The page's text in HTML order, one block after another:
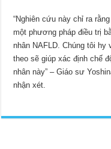
“Nghiên cứu này chỉ ra
một phương pháp điều trị
nhân NAFLD. Chúng tôi hy
theo sẽ giúp xác định chế
nhân này” – Giáo sư
nhận xét.